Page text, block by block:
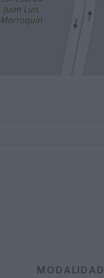
MODALIDAD